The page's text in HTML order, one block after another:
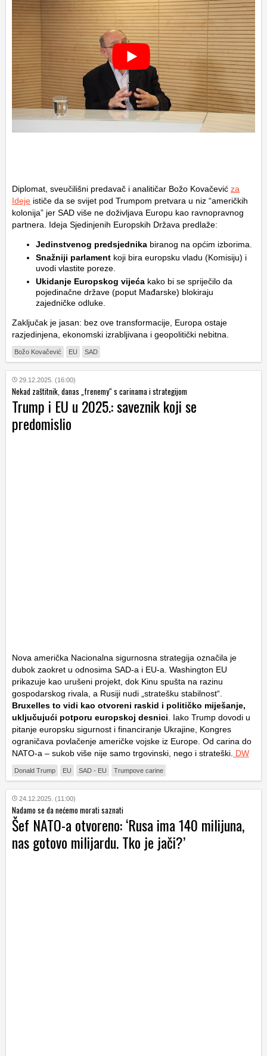
Diplomat, sveučilišni predavač i analitičar Božo Kovačević za
Ideje ističe da se svijet pod Trumpom pretvara u niz “američkih
kolonija” jer SAD više ne doživljava Europu kao ravnopravnog
partnera. Ideja Sjedinjenih Europskih Država predlaže:
Jedinstvenog predsjednika biranog na općim izborima.
Snažniji parlament koji bira europsku vladu (Komisiju) i
uvodi vlastite poreze.
Ukidanje Europskog vijeća kako bi se spriječilo da
pojedinačne države (poput Mađarske) blokiraju
zajedničke odluke.
Zaključak je jasan: bez ove transformacije, Europa ostaje
razjedinjena, ekonomski izrabljivana i geopolitički nebitna.
Božo Kovačević EU SAD
29.12.2025. (16:00)
Nekad zaštitnik, danas „frenemy“ s carinama i strategijom
Trump i EU u 2025.: saveznik koji se
predomislio
Nova američka Nacionalna sigurnosna strategija označila je
dubok zaokret u odnosima SAD-a i EU-a. Washington EU
prikazuje kao urušeni projekt, dok Kinu spušta na razinu
gospodarskog rivala, a Rusiji nudi „stratešku stabilnost“.
Bruxelles to vidi kao otvoreni raskid i političko miješanje,
uključujući potporu europskoj desnici . Iako Trump dovodi u
pitanje europsku sigurnost i financiranje Ukrajine, Kongres
ograničava povlačenje američke vojske iz Europe. Od carina do
NATO-a – sukob više nije samo trgovinski, nego i strateški. DW
Donald Trump EU SAD - EU Trumpove carine
24.12.2025. (11:00)
Nadamo se da nećemo morati saznati
Šef NATO-a otvoreno: ‘Rusa ima 140 milijuna,
nas gotovo milijardu. Tko je jači?’